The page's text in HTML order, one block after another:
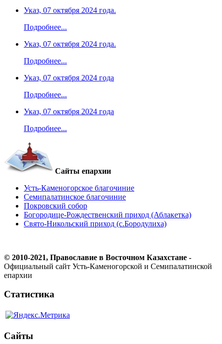
Указ, 07 октября 2024 года.
Подробнее...
Указ, 07 октября 2024 года.
Подробнее...
Указ, 07 октября 2024 года
Подробнее...
Указ, 07 октября 2024 года
Подробнее...
Сайты епархии
Усть-Каменогорское благочиние
Семипалатинское благочиние
Покровский собор
Богородице-Рождественский приход (Аблакетка)
Свято-Никольский приход (с.Бородулиха)
© 2010-2021, Православие в Восточном Казахстане -
Официальный сайт Усть-Каменогорской и Семипалатинской
епархии
Статистика
Сайты